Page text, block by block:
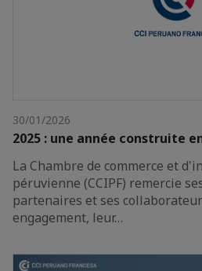
30/01/2026
2025 : une année construite
La Chambre de commerce et
péruvienne (CCIPF) remercie
partenaires et ses
engagement, leur…